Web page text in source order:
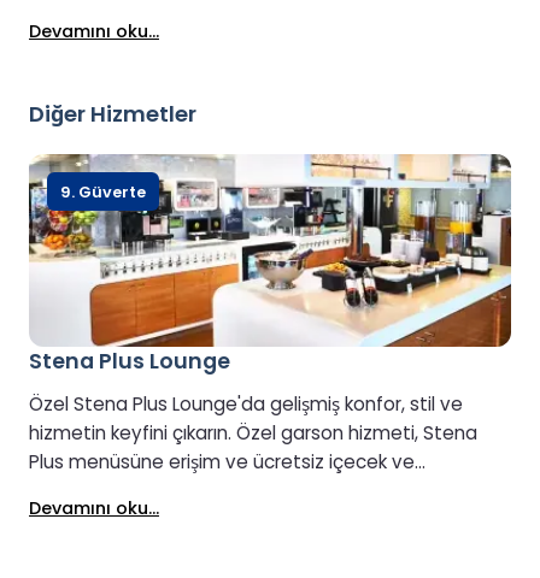
yapabilirsiniz.
Devamını oku...
Diğer Hizmetler
Stena Plus Lounge
Özel Stena Plus Lounge'da gelişmiş konfor, stil ve
hizmetin keyfini çıkarın. Özel garson hizmeti, Stena
Plus menüsüne erişim ve ücretsiz içecek ve
için Lounge, 8 yaş ve üzeri misafirlere ayrılmıştır.
Devamını oku...
9. Güverte